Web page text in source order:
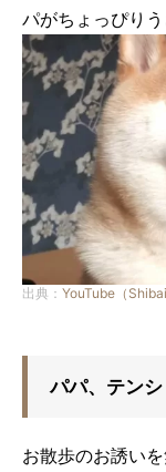
パがちょっぴり
出典： YouTube（
パパ、テン
お散歩のお誘い